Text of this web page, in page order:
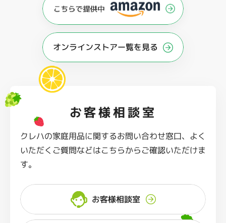
オンラインストアー覧を見る
お客様相談室
クレハの家庭用品に関するお問い合わせ窓口、よく
いただくご質問などはこちらからご確認いただけま
す。
お客様相談室